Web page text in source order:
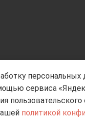
сервиса
политикой